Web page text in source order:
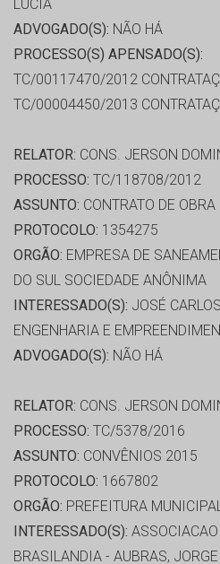
LUCIA
ADVOGADO(S): NÃO HÁ
PROCESSO(S) APENSADO(S):
TC/00117470/2012
TC/00004450/2013
RELATOR: CONS. JERSON
PROCESSO: TC/118708/2012
ASSUNTO: CONTRATO DE
PROTOCOLO: 1354275
ORGÃO: EMPRESA DE
DO SUL SOCIEDADE ANÔNIMA
INTERESSADO(S): JOSÉ
ENGENHARIA E
ADVOGADO(S): NÃO HÁ
RELATOR: CONS. JERSON
PROCESSO: TC/5378/2016
ASSUNTO: CONVÊNIOS 2015
PROTOCOLO: 1667802
ORGÃO: PREFEITURA
INTERESSADO(S):
BRASILANDIA - AUBRAS,